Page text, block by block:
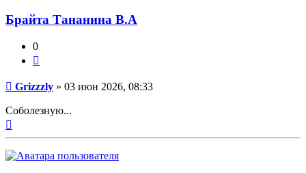
Брайта Тананина В.А
0
Сообщение
Grizzzly » 03 июн 2026, 08:33
Соболезную...